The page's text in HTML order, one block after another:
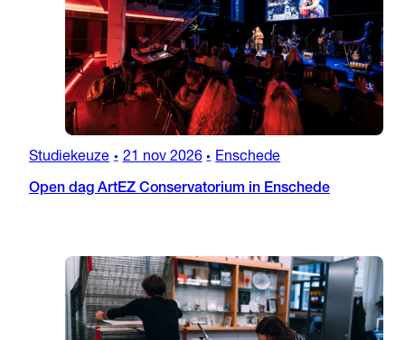
Studiekeuze • 21 nov 2026 • Enschede
Open dag ArtEZ Conservatorium in Enschede